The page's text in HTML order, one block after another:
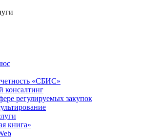
«СБИС»
консалтинг
регулируемых закупок
книга»